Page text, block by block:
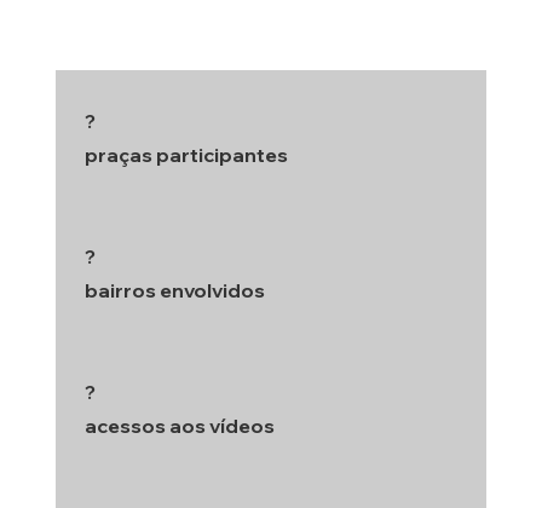
?
praças participantes
?
bairros envolvidos
?
acessos aos vídeos